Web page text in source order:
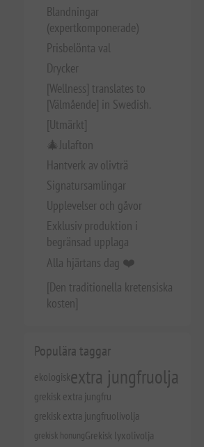
Blandningar
(expertkomponerade)
Prisbelönta val
Drycker
[Wellness] translates to
[Välmående] in Swedish.
[Utmärkt]
🎄Julafton
Hantverk av olivträ
Signatursamlingar
Upplevelser och gåvor
Exklusiv produktion i
begränsad upplaga
Alla hjärtans dag ❤️
[Den traditionella kretensiska
kosten]
Populära taggar
ekologiskextra jungfruolja
grekisk extra jungfru
grekisk extra jungfruolivolja
grekisk honungGrekisk lyxolivolja